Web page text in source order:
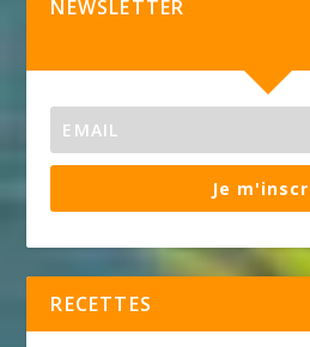
NEWSLETTER
Je
RECETTES